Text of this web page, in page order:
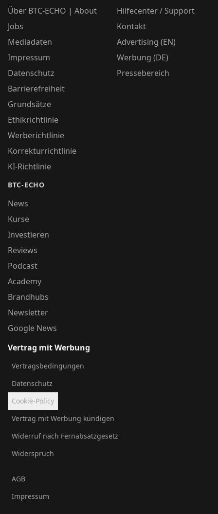
Über BTC-ECHO | About
Jobs
Mediadaten
Impressum
Datenschutz
Barrierefreiheit
Grundsätze
Ethikrichtlinie
Werberichtlinie
Korrekturrichtlinie
KI-Richtlinie
BTC-ECHO
News
Kurse
Investieren
Reviews
Podcast
Academy
Brandhubs
Newsletter
Google News
Hilfecenter / Support
Kontakt
Advertising (EN)
Werbung (DE)
Pressebereich
Vertrag mit Werbung
Vertragsbedingungen
Datenschutz
Cookie-Policy
Vertrag mit Werbung kündigen
Widerruf nach Fernabsatzgesetz
Widerspruch
AGB
Impressum